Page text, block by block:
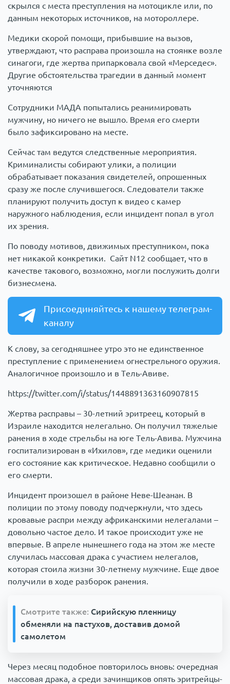
скрылся с места преступления на мотоцикле или, по
данным некоторых источников, на мотороллере.
Медики скорой помощи, прибывшие на вызов,
утверждают, что расправа произошла на стоянке возле
синагоги, где жертва припарковала свой «Мерседес».
Другие обстоятельства трагедии в данный момент
уточняются
Сотрудники МАДА попытались реанимировать
мужчину, но ничего не вышло. Время его смерти
было зафиксировано на месте.
Сейчас там ведутся следственные мероприятия.
Криминалисты собирают улики, а полиции
обрабатывает показания свидетелей, опрошенных
сразу же после случившегося. Следователи также
планируют получить доступ к видео с камер
наружного наблюдения, если инцидент попал в угол
их зрения.
По поводу мотивов, движимых преступником, пока
нет никакой конкретики. Сайт N12 сообщает, что в
качестве такового, возможно, могли послужить долги
бизнесмена.
Присоединяйтесь к нашему телеграм-
каналу
К слову, за сегодняшнее утро это не единственное
преступление с применением огнестрельного оружия.
Аналогичное произошло и в Тель-Авиве.
https://twitter.com/i/status/1448891363160907815
Жертва расправы – 30-летний эритреец, который в
Израиле находится нелегально. Он получил тяжелые
ранения в ходе стрельбы на юге Тель-Авива. Мужчина
госпитализирован в «Ихилов», где медики оценили
его состояние как критическое. Недавно сообщили о
его смерти.
Инцидент произошел в районе Неве-Шеанан. В
полиции по этому поводу подчеркнули, что здесь
кровавые распри между африканскими нелегалами –
довольно частое дело. И такое происходит уже не
впервые. В апреле нынешнего года на этом же месте
случилась массовая драка с участием нелегалов,
которая стоила жизни 30-летнему мужчине. Еще двое
получили в ходе разборок ранения.
Смотрите также: Сирийскую пленницу
обменяли на пастухов, доставив домой
самолетом
Через месяц подобное повторилось вновь: очередная
массовая драка, а среди зачинщиков опять эритрейцы-